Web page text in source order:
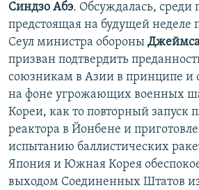
Синдзо Абэ. Обсуждалась, среди
предстоящая на будущей неделе
Сеул министра обороны
призван подтвердить
союзникам в Азии в принципе и
на фоне угрожающих военных
Кореи, как то повторный запуск
реактора в Йонбене и
испытанию баллистических
Япония и Южная Корея
выходом Соединенных Штатов